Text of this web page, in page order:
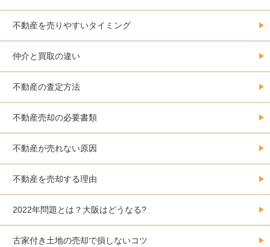
不動産を売りやすいタイミング
仲介と買取の違い
不動産の査定方法
不動産売却の必要書類
不動産が売れない原因
不動産を売却する理由
2022年問題とは？大阪はどうなる?
古家付き土地の売却で損しないコツ